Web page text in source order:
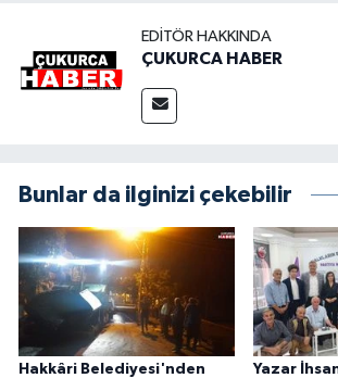
EDITÖR HAKKINDA
ÇUKURCA HABER
Bunlar da ilginizi çekebilir
Hakkâri Belediyesi'nden
Yazar